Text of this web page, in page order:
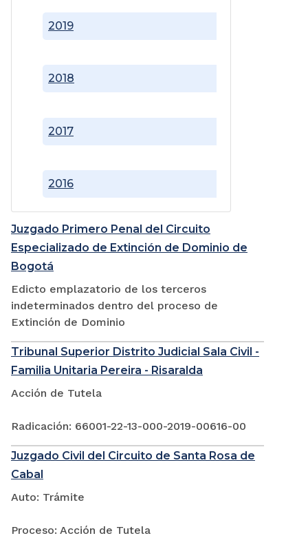
2016
2017
2018
2019
Juzgado Primero Penal del Circuito
Especializado de Extinción de Dominio de
Bogotá
Edicto emplazatorio de los terceros
indeterminados dentro del proceso de
Extinción de Dominio
Tribunal Superior Distrito Judicial Sala Civil -
Familia Unitaria Pereira - Risaralda
Acción de Tutela
Radicación: 66001-22-13-000-2019-00616-00
Juzgado Civil del Circuito de Santa Rosa de
Cabal
Auto: Trámite
Proceso: Acción de Tutela